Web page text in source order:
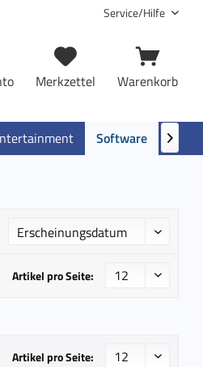
Service/Hilfe
Warenkorb
Merkzettel
Software 
Artikel pro Seite:
Artikel pro Seite: